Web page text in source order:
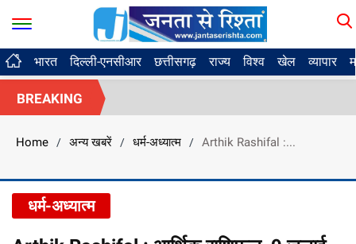
भारत दिल्ली-एनसीआर छत्तीसगढ़ राज्य विश्व खेल व्यापार
BREAKING
Home / अन्य खबरें / धर्म-अध्यात्म / Arthik Rashifal :...
धर्म-अध्यात्म